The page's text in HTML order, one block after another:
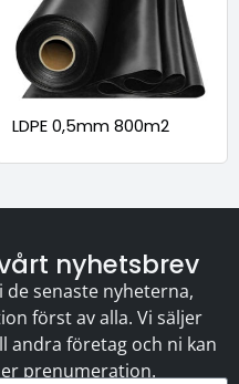
LDPE 0,5mm 800m2
nyhetsbrev
senaste nyheterna,
först av alla. Vi säljer
andra företag och ni kan
prenumeration.